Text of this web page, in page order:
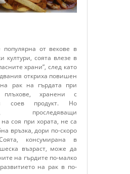
от векове в
култури, соята влезе в
храни”, след като
откриха повишен
рак на гърдата при
плъхове, хранени с
соев продукт. Но
проследяващи
соя при хората, не са
връзка, дори по-скоро
консумирана в
възраст, може да
на гърдите по-малко
на рак в по-